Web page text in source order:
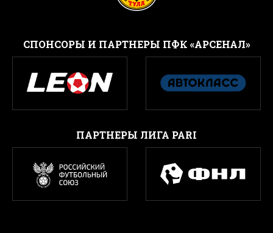
CПОНСОРЫ И ПАРТНЕРЫ ПФК «АРСЕНАЛ»
ПАРТНЕРЫ ЛИГА PARI